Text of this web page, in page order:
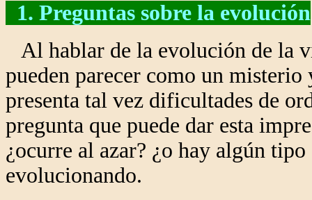
1. Preguntas sobre la evolución
Al hablar de la evolución de la
pueden parecer como un
presenta tal vez dificultades de
pregunta que puede dar esta
¿ocurre al azar? ¿o hay algún
evolucionando.